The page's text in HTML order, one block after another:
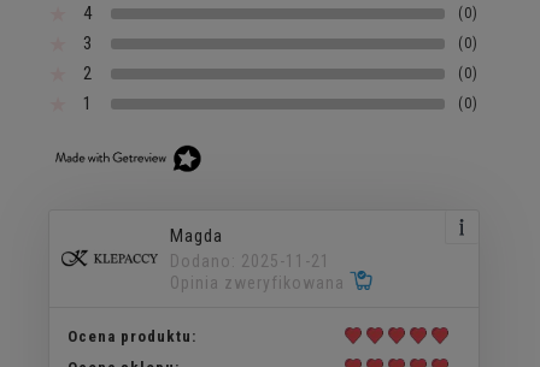
4 (0)
3 (0)
2 (0)
1 (0)
Magda
Dodano: 2025-11-21
Opinia zweryfikowana
Ocena produktu: